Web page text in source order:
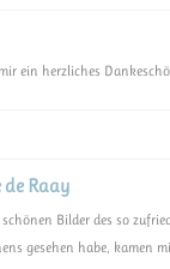
ein herzliches
Raay
Bilder des so
gesehen habe, kamen